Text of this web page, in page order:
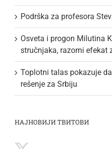
Podrška za profesora
Osveta i progon Milutina
stručnjaka, razorni efekat
Toplotni talas pokazuje
rešenje za Srbiju
НАЈНОВИЈИ ТВИТОВИ